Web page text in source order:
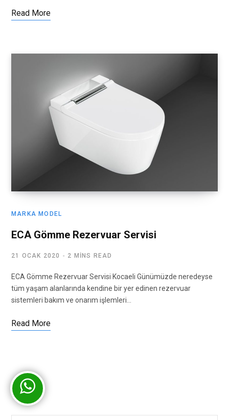
Read More
MARKA MODEL
ECA Gömme Rezervuar Servisi
21 OCAK 2020 2 MINS READ
ECA Gömme Rezervuar Servisi Kocaeli Günümüzde neredeyse
tüm yaşam alanlarında kendine bir yer edinen rezervuar
sistemleri bakım ve onarım işlemleri…
Read More